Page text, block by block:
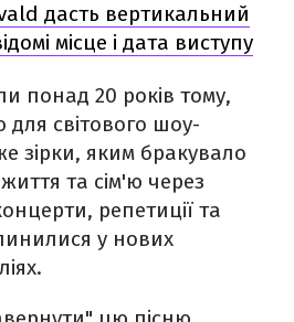
дасть вертикальний
місце і дата виступу
понад 20 років тому,
для світового шоу-
зірки, яким бракувало
та сім'ю через
репетиції та
у нових